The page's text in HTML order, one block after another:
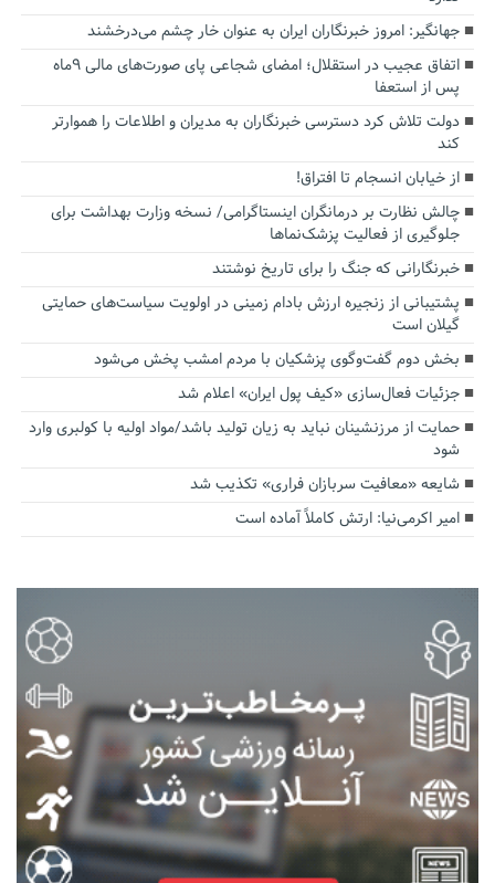
جهانگیر: امروز خبرنگاران ایران به عنوان خار چشم می‌درخشند
اتفاق عجیب در استقلال؛ امضای شجاعی پای صورت‌های مالی ٩ماه
پس از استعفا
دولت تلاش کرد دسترسی خبرنگاران به مدیران و اطلاعات را هموارتر
کند
از خیابان انسجام تا افتراق!
چالش نظارت بر درمانگران اینستاگرامی/ نسخه وزارت بهداشت برای
جلوگیری از فعالیت پزشک‌نماها
خبرنگارانی که جنگ را برای تاریخ نوشتند
پشتیبانی از زنجیره ارزش بادام زمینی در اولویت سیاست‌های حمایتی
گیلان است
بخش دوم گفت‌وگوی پزشکیان با مردم امشب پخش می‌شود
جزئیات فعال‌سازی «کیف پول ایران» اعلام شد
حمایت از مرزنشینان نباید به زیان تولید باشد/مواد اولیه با کولبری وارد
شود
شایعه «معافیت سربازان فراری» تکذیب شد
امیر اکرمی‌نیا: ارتش کاملاً آماده است